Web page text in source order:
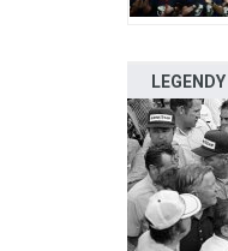
LEGENDY